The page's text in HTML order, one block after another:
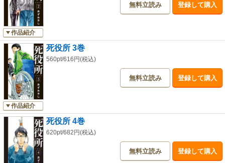
作品紹介
無料立読み 登録して購入
作品紹介
死役所 3巻
560pt/616円(税込)
無料立読み 登録して購入
死役所 4巻
620pt/682円(税込)
無料立読み 登録して購入